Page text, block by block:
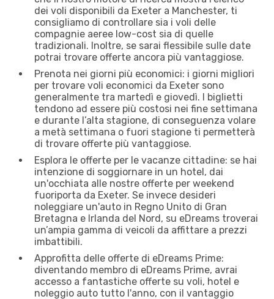
dei voli disponibili da Exeter a Manchester, ti
consigliamo di controllare sia i voli delle
compagnie aeree low-cost sia di quelle
tradizionali. Inoltre, se sarai flessibile sulle date
potrai trovare offerte ancora più vantaggiose.
Prenota nei giorni più economici: i giorni migliori
per trovare voli economici da Exeter sono
generalmente tra martedì e giovedì. I biglietti
tendono ad essere più costosi nei fine settimana
e durante l’alta stagione, di conseguenza volare
a metà settimana o fuori stagione ti permetterà
di trovare offerte più vantaggiose.
Esplora le offerte per le vacanze cittadine: se hai
intenzione di soggiornare in un hotel, dai
un'occhiata alle nostre offerte per weekend
fuoriporta da Exeter. Se invece desideri
noleggiare un'auto in Regno Unito di Gran
Bretagna e Irlanda del Nord, su eDreams troverai
un’ampia gamma di veicoli da affittare a prezzi
imbattibili.
Approfitta delle offerte di eDreams Prime:
diventando membro di eDreams Prime, avrai
accesso a fantastiche offerte su voli, hotel e
noleggio auto tutto l'anno, con il vantaggio